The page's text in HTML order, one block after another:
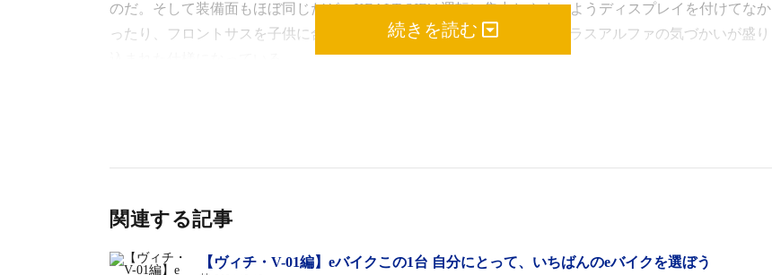
のだ。そして装備面もほぼ同じだが、XEALT SJFは運転に集中しやすいようディスプレイを付けてなか
ったり、フロントサスを子供に合った乗り心地に設定していたりと、プラスアルファの気づかいが盛り
トを走るもの。取材で同行させてもらった回には、お母さんと小学生の娘さんのペアでの参加があっ
続きを読む
関連する記事
【ヴィチ・V-01編】eバイクこの1台 自分にとって、いちばんのeバイクを選ぼう